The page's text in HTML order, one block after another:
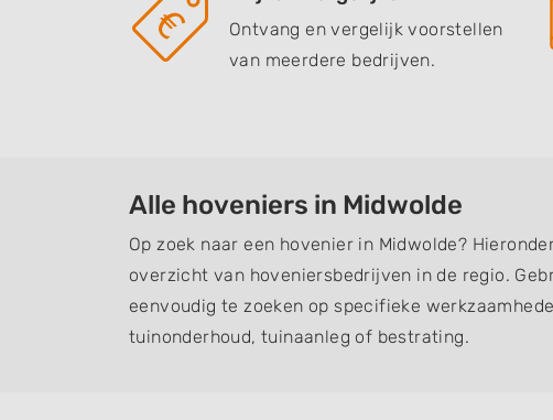
Ontvang en vergelijk voorstellen
van meerdere bedrijven.
Alle hoveniers in Midwolde
Op zoek naar een hovenier in Midwolde?
overzicht van hoveniersbedrijven in de regio.
eenvoudig te zoeken op specifieke
tuinonderhoud, tuinaanleg of bestrating.